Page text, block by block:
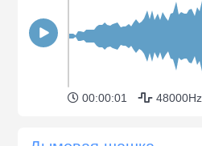
00:00:01 48000Hz